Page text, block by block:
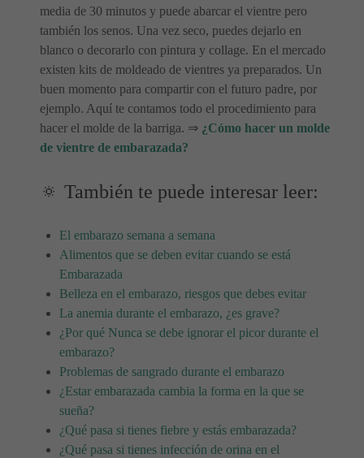
media de 30 minutos y puede abarcar el vientre pero
también los senos. Una vez seco, puedes dejarlo en
blanco o decorarlo con pintura y collage. En el mercado
existen kits de moldeado de vientres ya preparados. Un
buen momento para compartir con el futuro padre, por
ejemplo. Aquí te contamos todo el procedimiento para
hacer el molde de la barriga. ⇒ ¿Cómo hacer un molde
de vientre de embarazada?
🔅 También te puede interesar leer:
El embarazo semana a semana
Alimentos que se deben evitar cuando se está
Embarazada
Belleza en el embarazo, riesgos que debes evitar
La anemia durante el embarazo, ¿es grave?
¿Por qué Nunca se debe ignorar el picor durante el
embarazo?
Problemas de sangrado durante el embarazo
¿Estar embarazada cambia la forma en la que se
sueña?
¿Qué pasa si tienes fiebre y estás embarazada?
¿Qué pasa si tienes infección de orina en el